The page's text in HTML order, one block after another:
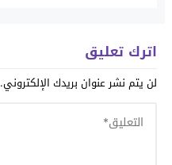
اترك تعليق
لن يتم نشر عنوان بريدك الإلكتروني.